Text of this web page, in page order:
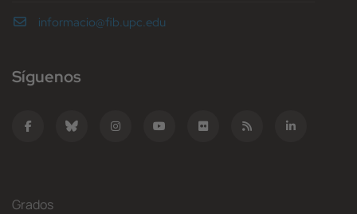
informacio@fib.upc.edu
Síguenos
Grados